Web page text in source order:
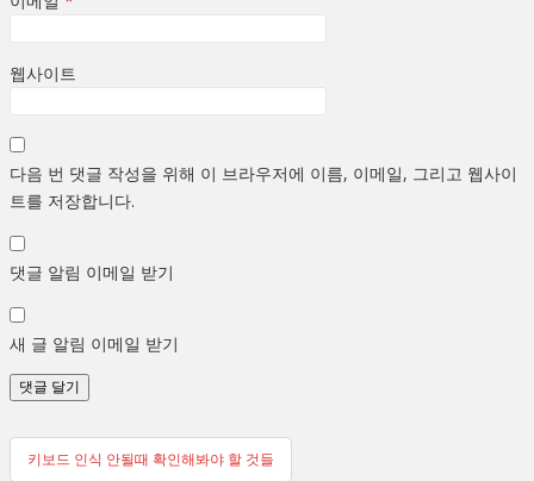
웹사이트
다음 번 댓글 작성을 위해 이 브라우저에 이름, 이메일, 그리고 웹사이
트를 저장합니다.
댓글 알림 이메일 받기
새 글 알림 이메일 받기
글
키보드 인식 안될때 확인해봐야 할 것들